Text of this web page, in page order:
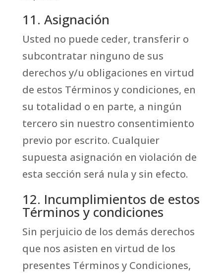
11. Asignación
Usted no puede ceder, transferir o
subcontratar ninguno de sus
derechos y/u obligaciones en virtud
de estos Términos y condiciones, en
su totalidad o en parte, a ningún
tercero sin nuestro consentimiento
previo por escrito. Cualquier
supuesta asignación en violación de
esta sección será nula y sin efecto.
12. Incumplimientos de estos
Términos y condiciones
Sin perjuicio de los demás derechos
que nos asisten en virtud de los
presentes Términos y Condiciones,